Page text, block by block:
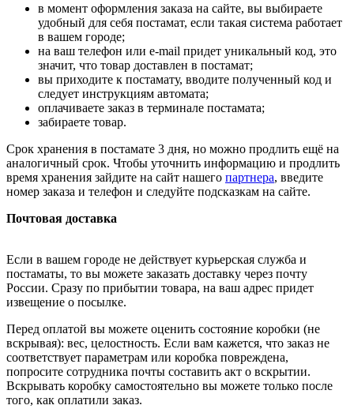
в момент оформления заказа на сайте, вы выбираете
удобный для себя постамат, если такая система работает
в вашем городе;
на ваш телефон или e-mail придет уникальный код, это
значит, что товар доставлен в постамат;
вы приходите к постамату, вводите полученный код и
следует инструкциям автомата;
оплачиваете заказ в терминале постамата;
забираете товар.
Срок хранения в постамате 3 дня, но можно продлить ещё на
аналогичный срок. Чтобы уточнить информацию и продлить
время хранения зайдите на сайт нашего партнера, введите
номер заказа и телефон и следуйте подсказкам на сайте.
Почтовая доставка
Если в вашем городе не действует курьерская служба и
постаматы, то вы можете заказать доставку через почту
России. Сразу по прибытии товара, на ваш адрес придет
извещение о посылке.
Перед оплатой вы можете оценить состояние коробки (не
вскрывая): вес, целостность. Если вам кажется, что заказ не
соответствует параметрам или коробка повреждена,
попросите сотрудника почты составить акт о вскрытии.
Вскрывать коробку самостоятельно вы можете только после
того, как оплатили заказ.